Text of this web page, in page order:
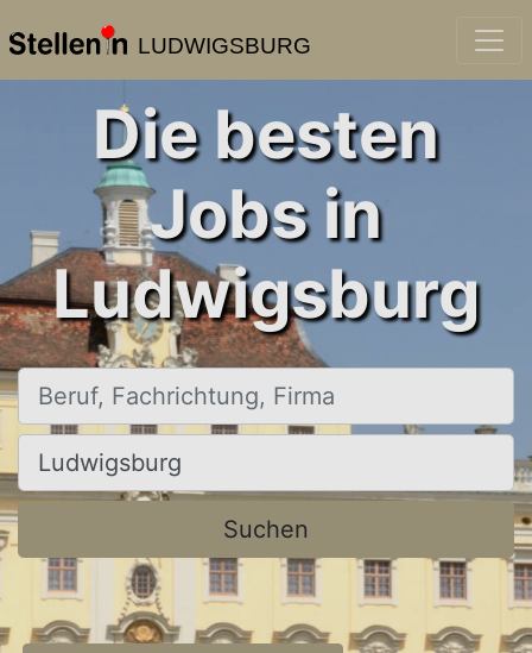
LUDWIGSBURG
Die besten
Jobs in
Ludwigsburg
Beruf, Fachrichtung, Firma
Ort, Stadt
Suchen